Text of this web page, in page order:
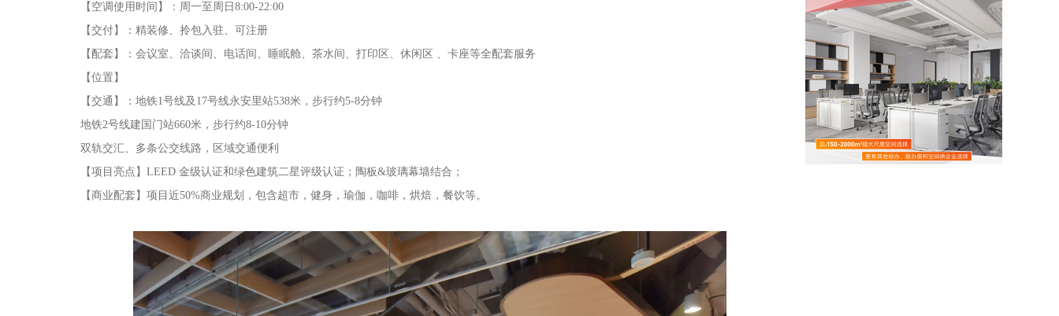
【空调使用时间】：周一至周日8:00-22:00
【交付】：精装修、拎包入驻、可注册
【配套】：会议室、洽谈间、电话间、睡眠舱、茶水间、打印区、休闲区 、卡座等全配套服务
【位置】
【交通】：地铁1号线及17号线永安里站538米，步行约5-8分钟
地铁2号线建国门站660米，步行约8-10分钟
双轨交汇、多条公交线路，区域交通便利
【项目亮点】LEED 金级认证和绿色建筑二星评级认证；陶板&玻璃幕墙结合；
【商业配套】项目近50%商业规划，包含超市，健身，瑜伽，咖啡，烘焙，餐饮等。